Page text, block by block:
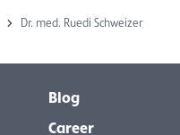
Dr. med. Ruedi Schweizer
Blog
Career